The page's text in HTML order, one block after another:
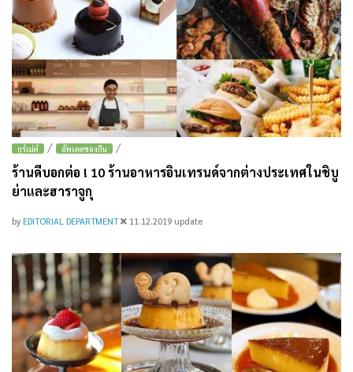
กูร์เม่ต์ / อัพเดตของกิน /
ร้านดีบอกต่อ ! 10 ร้านอาหารอินเทรนด์จากต่างประเทศในชิบู
ย่าและฮาราจูกุ
by EDITORIAL DEPARTMENT 11.12.2019 update